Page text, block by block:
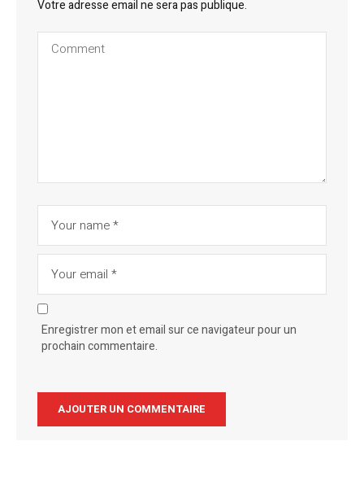
Votre adresse email ne sera pas publique.
Enregistrer mon et email sur ce navigateur pour un
prochain commentaire.